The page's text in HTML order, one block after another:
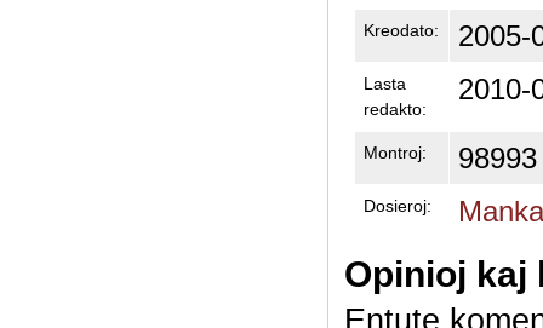
Kreodato: 2005-
Lasta
redakto:
2010-
Montroj: 98993
Dosieroj:
Opinioj kaj